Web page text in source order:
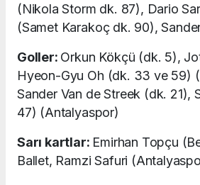
(Nikola Storm dk. 87), Dario
(Samet Karakoç dk. 90),
Goller: Orkun Kökçü (dk. 5),
Hyeon-Gyu Oh (dk. 33 ve 59)
Sander Van de Streek (dk. 21),
47) (Antalyaspor)
Sarı kartlar: Emirhan Topçu
Ballet, Ramzi Safuri